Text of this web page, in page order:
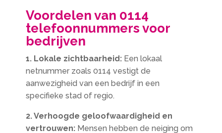
Voordelen van 0114
telefoonnummers voor
bedrijven
1. Lokale zichtbaarheid: Een lokaal
netnummer zoals 0114 vestigt de
aanwezigheid van een bedrijf in een
specifieke stad of regio.
2. Verhoogde geloofwaardigheid en
vertrouwen: Mensen hebben de neiging om